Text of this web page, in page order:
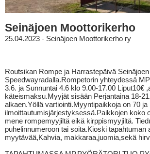
Seinäjoen Moottorikerho
25.04.2023 - Seinäjoen Moottorikerho ry
Routsikan Rompe ja Harrastepäivä
Speedwayradalla.Rompetorin yhteydessä
3.6. ja Sunnuntai 4.6 klo 9.00-17.00 Liput10€
käteismaksu.Myyjät sisään Perjantaina 18-
alkaen.Yöllä vartiointi.Myyntipaikkoja on 70 ja
ilmoittautumisjärjestyksessä.Paikkojen koko
mene rompemyyjiltä eikä kirppismyyjiltä.
puhelinnumeroon tai soita.Kioski tapahtuman
myytävää,Kahvia, makkaraa,juomia,sekä